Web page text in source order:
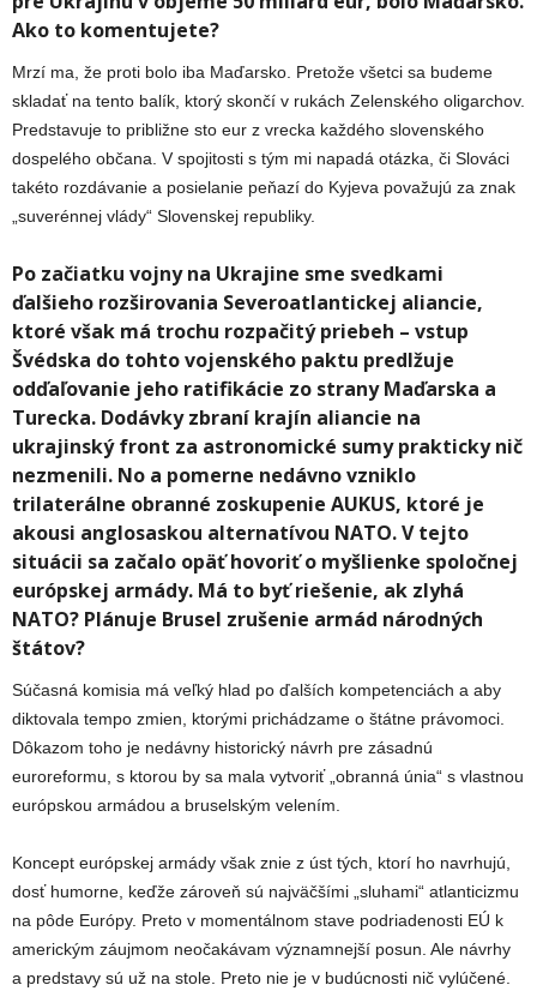
Ako to komentujete?
Mrzí ma, že proti bolo iba Maďarsko. Pretože všetci sa budeme
skladať na tento balík, ktorý skončí v rukách Zelenského oligarchov.
Predstavuje to približne sto eur z vrecka každého slovenského
dospelého občana. V spojitosti s tým mi napadá otázka, či Slováci
takéto rozdávanie a posielanie peňazí do Kyjeva považujú za znak
„suverénnej vlády“ Slovenskej republiky.
Po začiatku vojny na Ukrajine sme svedkami
ďalšieho rozširovania Severoatlantickej aliancie,
ktoré však má trochu rozpačitý priebeh – vstup
Švédska do tohto vojenského paktu predlžuje
odďaľovanie jeho ratifikácie zo strany Maďarska a
Turecka. Dodávky zbraní krajín aliancie na
ukrajinský front za astronomické sumy prakticky nič
nezmenili. No a pomerne nedávno vzniklo
trilaterálne obranné zoskupenie AUKUS, ktoré je
akousi anglosaskou alternatívou NATO. V tejto
situácii sa začalo opäť hovoriť o myšlienke spoločnej
európskej armády. Má to byť riešenie, ak zlyhá
NATO? Plánuje Brusel zrušenie armád národných
štátov?
Súčasná komisia má veľký hlad po ďalších kompetenciách a aby
diktovala tempo zmien, ktorými prichádzame o štátne právomoci.
Dôkazom toho je nedávny historický návrh pre zásadnú
euroreformu, s ktorou by sa mala vytvoriť „obranná únia“ s vlastnou
európskou armádou a bruselským velením.
Koncept európskej armády však znie z úst tých, ktorí ho navrhujú,
dosť humorne, keďže zároveň sú najväčšími „sluhami“ atlanticizmu
na pôde Európy. Preto v momentálnom stave podriadenosti EÚ k
americkým záujmom neočakávam významnejší posun. Ale návrhy
a predstavy sú už na stole. Preto nie je v budúcnosti nič vylúčené.